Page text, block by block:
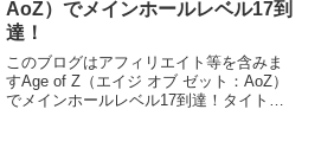
AoZ）でメインホールレベル17到
達！
このブログはアフィリエイト等を含みま
すAge of Z（エイジ オブ ゼット：AoZ）
でメインホールレベル17到達！タイトル